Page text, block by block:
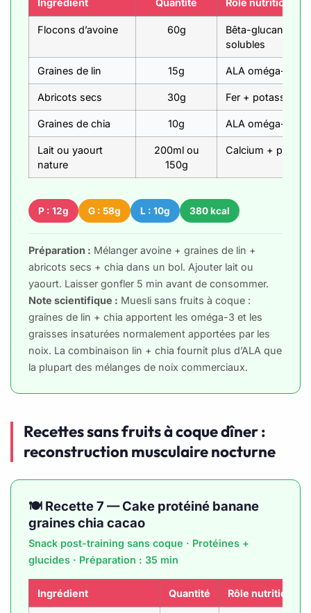
Flocons d’avoine 60g
Bêta-glucane +
solubles
Graines de lin 15g ALA oméga-3
Abricots secs 30g Fer + potassium
Graines de chia 10g ALA oméga-3 +
Lait ou yaourt
nature
200ml ou
150g
Calcium +
P : 12g G : 58g L : 10g 380 kcal
Préparation : Mélanger avoine + graines de lin +
abricots secs + chia dans un bol. Ajouter lait ou
yaourt. Laisser gonfler 5 min avant de consommer.
Note scientifique : Muesli sans fruits à coque :
graines de lin + chia apportent les oméga-3 et les
graisses insaturées normalement apportées par les
noix. La combinaison lin + chia fournit plus d’ALA que
la plupart des mélanges de noix commerciaux.
Recettes sans fruits à coque dîner :
reconstruction musculaire nocturne
🍽️ Recette 7 — Cake protéiné banane
graines chia cacao
Snack post-training sans coque · Protéines +
glucides · Préparation : 35 min
Ingrédient Quantité Rôle nutritionnel